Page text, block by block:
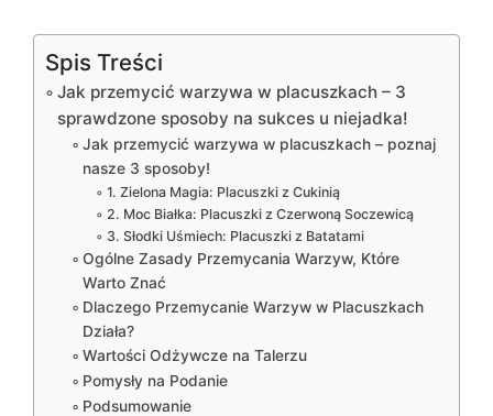
Spis Treści
Jak przemycić warzywa w placuszkach – 3
sprawdzone sposoby na sukces u niejadka!
Jak przemycić warzywa w placuszkach – poznaj
nasze 3 sposoby!
1. Zielona Magia: Placuszki z Cukinią
2. Moc Białka: Placuszki z Czerwoną Soczewicą
3. Słodki Uśmiech: Placuszki z Batatami
Ogólne Zasady Przemycania Warzyw, Które
Warto Znać
Dlaczego Przemycanie Warzyw w Placuszkach
Działa?
Wartości Odżywcze na Talerzu
Pomysły na Podanie
Podsumowanie